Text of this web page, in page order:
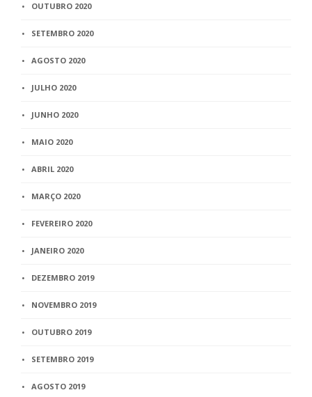
OUTUBRO 2020
SETEMBRO 2020
AGOSTO 2020
JULHO 2020
JUNHO 2020
MAIO 2020
ABRIL 2020
MARÇO 2020
FEVEREIRO 2020
JANEIRO 2020
DEZEMBRO 2019
NOVEMBRO 2019
OUTUBRO 2019
SETEMBRO 2019
AGOSTO 2019